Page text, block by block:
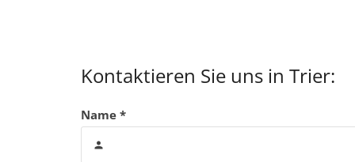
Kontaktieren Sie uns in Trier:
Name *
person